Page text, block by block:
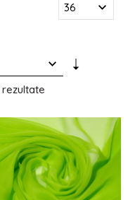
rezultate